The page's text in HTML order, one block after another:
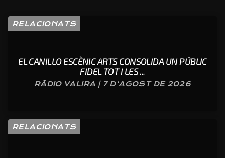
RELACIONATS
EL CANILLO ESCÈNIC ARTS CONSOLIDA UN PÚBLIC
FIDEL TOT I LES ...
RÀDIO VALIRA | 7 D'AGOST DE 2026
RELACIONATS